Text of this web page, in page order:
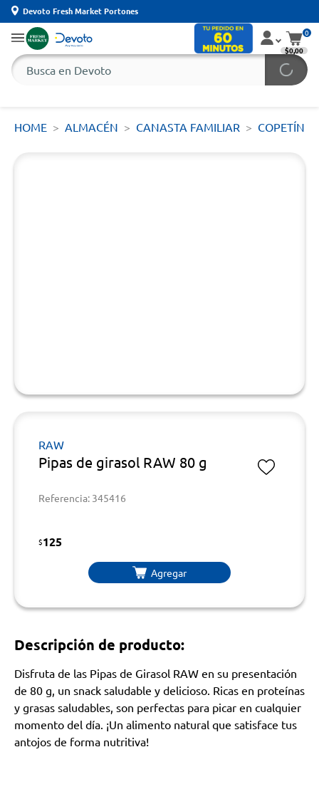
Devoto Fresh Market Portones
0
$0,00
HOME ALMACÉN CANASTA FAMILIAR COPETÍN
RAW
Pipas de girasol RAW 80 g
Referencia: 345416
$125
Agregar
Descripción de producto:
Disfruta de las Pipas de Girasol RAW en su presentación
de 80 g, un snack saludable y delicioso. Ricas en proteínas
y grasas saludables, son perfectas para picar en cualquier
momento del día. ¡Un alimento natural que satisface tus
antojos de forma nutritiva!